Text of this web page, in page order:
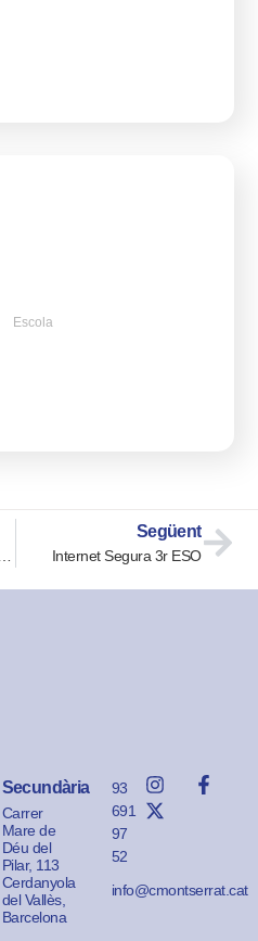
Escola
Següent
Internet Segura 3r ESO
Secundària
Carrer
Mare de
Déu del
Pilar, 113
Cerdanyola
del Vallès,
Barcelona
93
691
97
52
info@cmontserrat.cat